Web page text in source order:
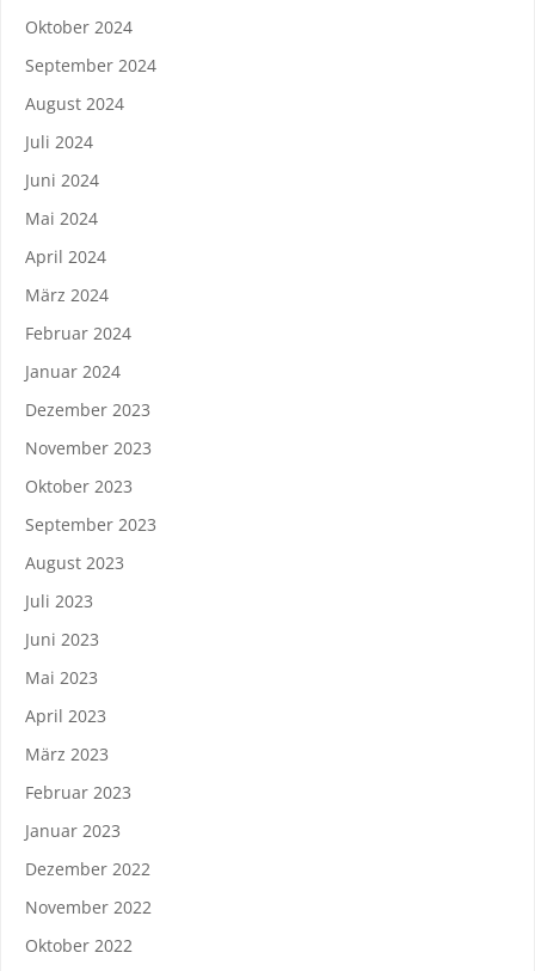
Oktober 2024
September 2024
August 2024
Juli 2024
Juni 2024
Mai 2024
April 2024
März 2024
Februar 2024
Januar 2024
Dezember 2023
November 2023
Oktober 2023
September 2023
August 2023
Juli 2023
Juni 2023
Mai 2023
April 2023
März 2023
Februar 2023
Januar 2023
Dezember 2022
November 2022
Oktober 2022